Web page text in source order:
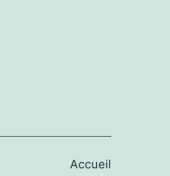
Accueil